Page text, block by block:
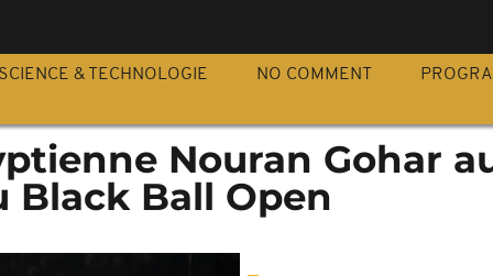
SCIENCE & TECHNOLOGIE NO COMMENT
Nouran Gohar
Ball Open